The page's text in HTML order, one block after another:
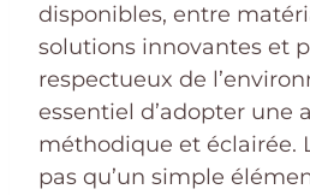
disponibles, entre
solutions innovantes et
respectueux de
essentiel d’adopter une
méthodique et éclairée.
pas qu’un simple